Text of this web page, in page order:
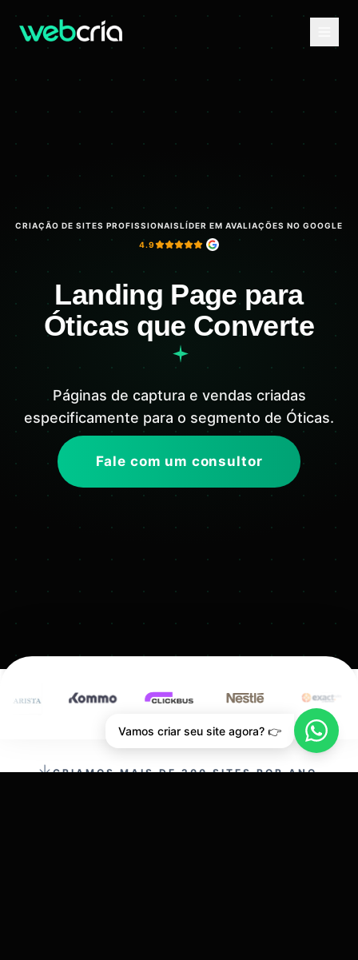
CRIAÇÃO DE SITES PROFISSIONAISLÍDER EM AVALIAÇÕES NO GOOGLE
4.9
Landing Page para
Óticas que Converte
Páginas de captura e vendas criadas
especificamente para o segmento de Óticas.
Fale com um consultor
CRIAMOS MAIS DE 200 SITES POR ANO.
Vamos criar seu site agora? 👉